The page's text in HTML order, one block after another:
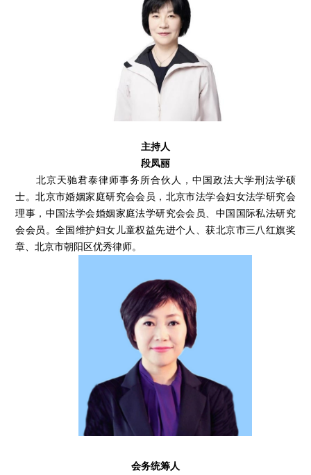
主持人
段凤丽
北京天驰君泰律师事务所合伙人，中国政法大学刑法学硕
士。北京市婚姻家庭研究会会员，北京市法学会妇女法学研究会
理事，中国法学会婚姻家庭法学研究会会员、中国国际私法研究
会会员。全国维护妇女儿童权益先进个人、获北京市三八红旗奖
章、北京市朝阳区优秀律师。
会务统筹人